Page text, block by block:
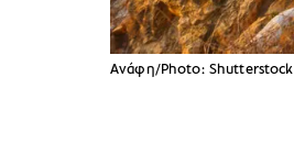
Ανάφη/Photo: Shutterstock